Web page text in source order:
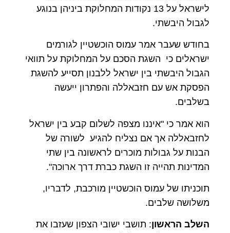
לישראל על 13 נקודות המחלוקת ביניהן בנוגע
לגבול היבשתי.
בחודש שעבר אמר עמוס הוכשטיין לגורמים
ישראלים כי השגת הסכם על המחלוקת על תוואי
הגבול היבשתי בין ישראל ללבנון תסייע להשגת
הפסקת אש עם חזבאללה והפתרון ייעשה
בשלבים.
הוא אמר כי "איננו מצפה לשלום קבע בין ישראל
לחזבאללה אך אם נצליח להגיע לשורה של
הבנות על גבולות מוכרים לראשונה בין שתי
המדינות תהייה זו השגת כברת דרך ארוכה".
תוכניתו של עמוס הוכשטיין מורכבת, לדבריו,
משלושה שלבים.
השלב הראשון: תושבי ישובי הצפון שעזבו את